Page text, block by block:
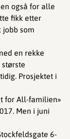
også for alle
fikk etter
som
en rekke
Prosjektet i
for All-familien»
Men i juni
6-